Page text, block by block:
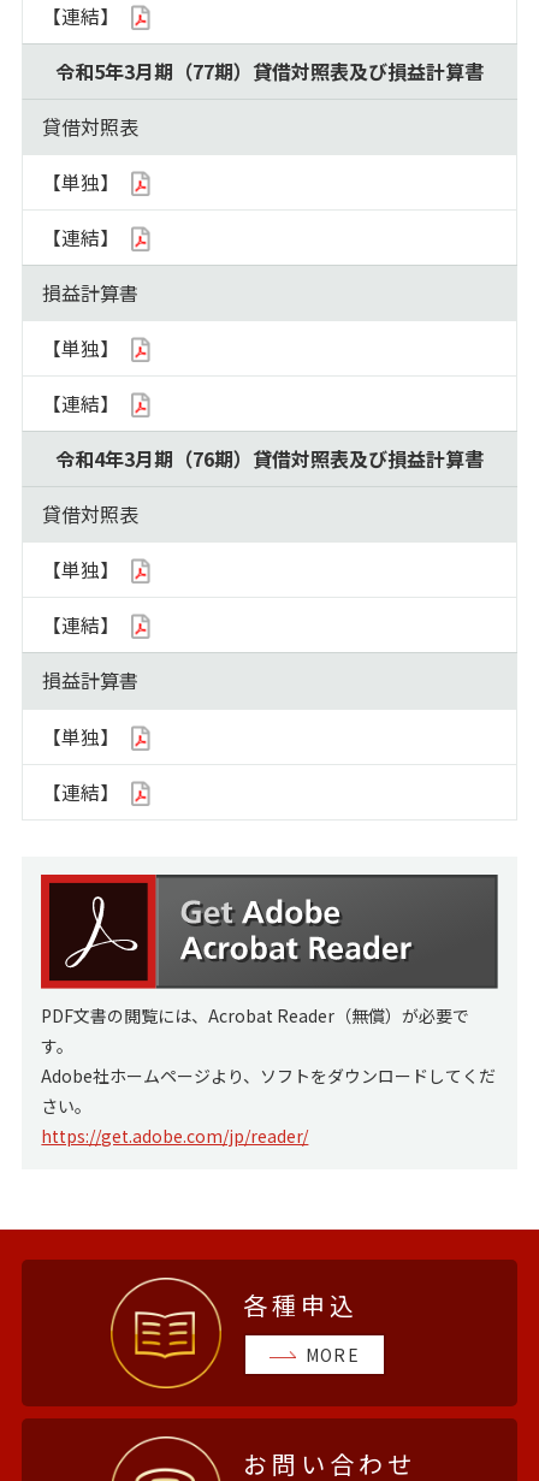
【連結】
令和5年3月期（77期）貸借対照表及び損益計算書
貸借対照表
【単独】
【連結】
損益計算書
【単独】
【連結】
令和4年3月期（76期）貸借対照表及び損益計算書
貸借対照表
【単独】
【連結】
損益計算書
【単独】
【連結】
PDF文書の閲覧には、Acrobat Reader（無償）が必要で
す。
Adobe社ホームページより、ソフトをダウンロードしてくだ
さい。
https://get.adobe.com/jp/reader/
各種申込
MORE
お問い合わせ